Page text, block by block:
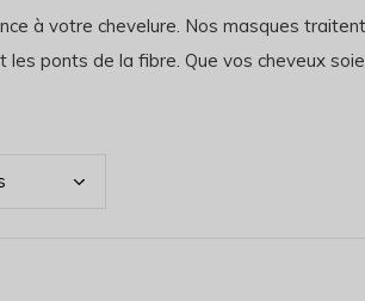
à votre chevelure. Nos masques
ponts de la fibre. Que vos cheveux